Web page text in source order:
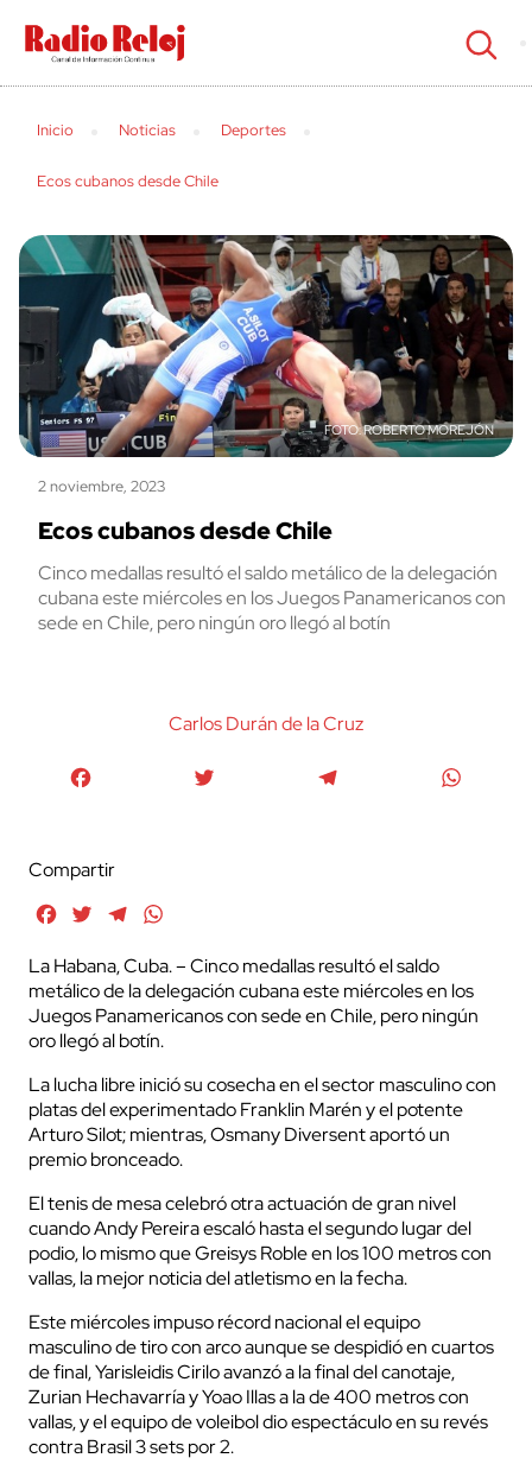
cerrar
Inicio Noticias Deportes
Ecos cubanos desde Chile
ROBERTO MOREJÓN
2 noviembre, 2023
Ecos cubanos desde Chile
Cinco medallas resultó el saldo metálico de la delegación
cubana este miércoles en los Juegos Panamericanos con
sede en Chile, pero ningún oro llegó al botín
Carlos Durán de la Cruz
Compartir
FacebookTwitterTelegram
La Habana, Cuba. – Cinco medallas resultó el saldo
metálico de la delegación cubana este miércoles en los
Juegos Panamericanos con sede en Chile, pero ningún
oro llegó al botín.
La lucha libre inició su cosecha en el sector masculino con
platas del experimentado Franklin Marén y el potente
Arturo Silot; mientras, Osmany Diversent aportó un
premio bronceado.
El tenis de mesa celebró otra actuación de gran nivel
cuando Andy Pereira escaló hasta el segundo lugar del
podio, lo mismo que Greisys Roble en los 100 metros con
vallas, la mejor noticia del atletismo en la fecha.
Este miércoles impuso récord nacional el equipo
masculino de tiro con arco aunque se despidió en cuartos
de final, Yarisleidis Cirilo avanzó a la final del canotaje,
Zurian Hechavarría y Yoao Illas a la de 400 metros con
vallas, y el equipo de voleibol dio espectáculo en su revés
contra Brasil 3 sets por 2.